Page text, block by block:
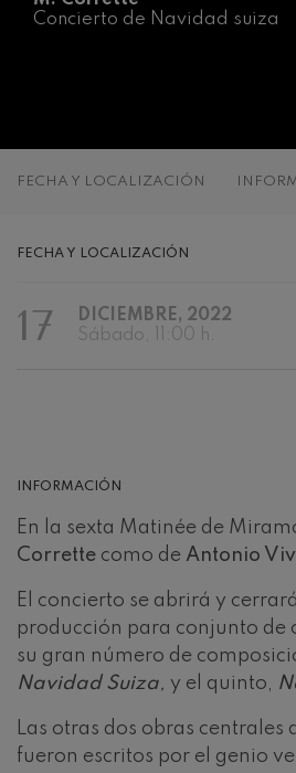
Concierto de Navidad suiza
FECHA Y LOCALIZACIÓN
FECHA Y LOCALIZACIÓN
17
DICIEMBRE, 2022
Sábado, 11:00 h.
INFORMACIÓN
En la sexta Matinée de
Corrette como de Antonio
El concierto se abrirá y
producción para conjunto de
su gran número de
Navidad Suiza, y el quinto,
Las otras dos obras
fueron escritos por el genio